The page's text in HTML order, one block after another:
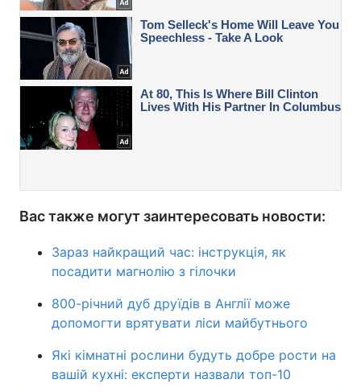
Вас также могут заинтересовать новости:
Зараз найкращий час: інструкція, як
посадити магнолію з гілочки
800-річний дуб друїдів в Англії може
допомогти врятувати ліси майбутнього
Які кімнатні рослини будуть добре рости на
вашій кухні: експерти назвали топ-10